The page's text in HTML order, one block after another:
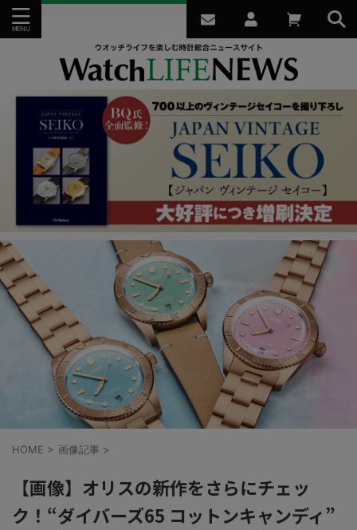
HOME > 画像記事 >
【画像】オリスの新作をさらにチェッ
ク！“ダイバーズ65 コットンキャンディ”